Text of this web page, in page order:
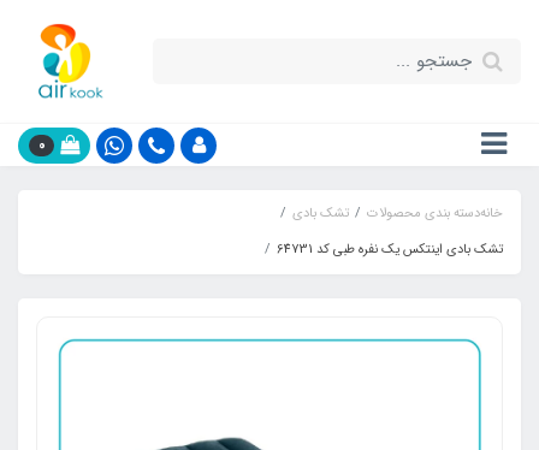
0
خانهدسته بندی محصولات
تشک بادی
تشک بادی اینتکس یک نفره طبی کد 64731